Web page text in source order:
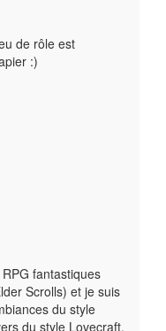
de rôle est
:)
fantastiques
Scrolls) et je suis
du style
du style Lovecraft.